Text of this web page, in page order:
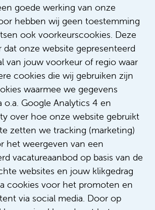
goede werking van onze
hebben wij geen toestemming
ook voorkeurscookies. Deze
onze website gepresenteerd
van jouw voorkeur of regio waar
cookies die wij gebruiken zijn
waarmee we gegevens
o.a. Google Analytics 4 en
over hoe onze website gebruikt
zetten we tracking (marketing)
het weergeven van een
vacatureaanbod op basis van de
websites en jouw klikgedrag
cookies voor het promoten en
via social media. Door op
meer verhalen
geen operatie